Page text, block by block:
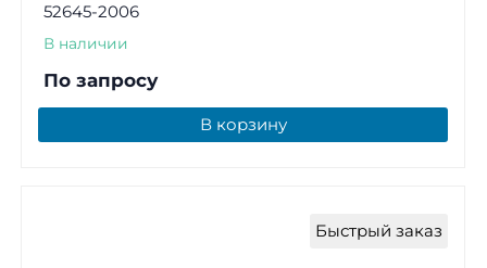
52645-2006
В наличии
По запросу
В корзину
Быстрый заказ